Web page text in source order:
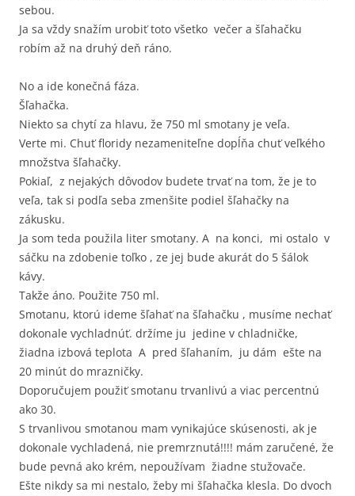
sebou.
Ja sa vždy snažím urobiť toto všetko večer a šľahačku
robím až na druhý deň ráno.
No a ide konečná fáza.
Šľahačka.
Niekto sa chytí za hlavu, že 750 ml smotany je veľa.
Verte mi. Chuť floridy nezameniteľne dopĺňa chuť veľkého
množstva šľahačky.
Pokiaľ, z nejakých dôvodov budete trvať na tom, že je to
veľa, tak si podľa seba zmenšite podiel šľahačky na
zákusku.
Ja som teda použila liter smotany. A na konci, mi ostalo v
sáčku na zdobenie toľko , ze jej bude akurát do 5 šálok
kávy.
Takže áno. Použite 750 ml.
Smotanu, ktorú ideme šľahať na šľahačku , musíme nechať
dokonale vychladnúť. držíme ju jedine v chladničke,
žiadna izbová teplota A pred šľahaním, ju dám ešte na
20 minút do mrazničky.
Doporučujem použiť smotanu trvanlivú a viac percentnú
ako 30.
S trvanlivou smotanou mam vynikajúce skúsenosti, ak je
dokonale vychladená, nie premrznutá!!!! mám zaručené, že
bude pevná ako krém, nepoužívam žiadne stužovače.
Ešte nikdy sa mi nestalo, žeby mi šľahačka klesla. Do dvoch